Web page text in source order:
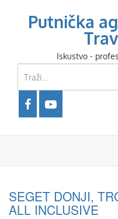
Putnička
Iskustvo -
SEGET DONJI,
ALL INCLUSIVE